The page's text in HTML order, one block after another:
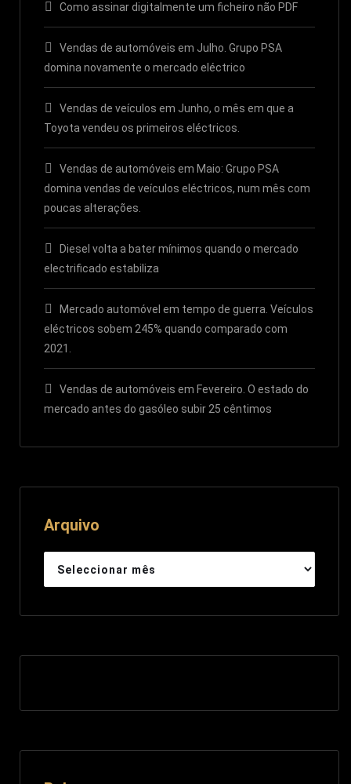
Como assinar digitalmente um ficheiro não PDF
Vendas de automóveis em Julho. Grupo PSA
domina novamente o mercado eléctrico
Vendas de veículos em Junho, o mês em que a
Toyota vendeu os primeiros eléctricos.
Vendas de automóveis em Maio: Grupo PSA
domina vendas de veículos eléctricos, num mês com
poucas alterações.
Diesel volta a bater mínimos quando o mercado
electrificado estabiliza
Mercado automóvel em tempo de guerra. Veículos
eléctricos sobem 245% quando comparado com
2021.
Vendas de automóveis em Fevereiro. O estado do
mercado antes do gasóleo subir 25 cêntimos
Arquivo